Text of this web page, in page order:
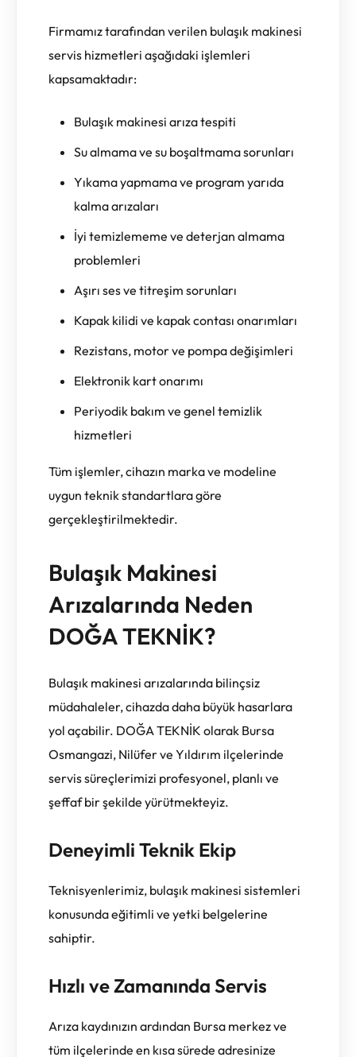
Firmamız tarafından verilen bulaşık makinesi
servis hizmetleri aşağıdaki işlemleri
kapsamaktadır:
Bulaşık makinesi arıza tespiti
Su almama ve su boşaltmama sorunları
Yıkama yapmama ve program yarıda
kalma arızaları
İyi temizlememe ve deterjan almama
problemleri
Aşırı ses ve titreşim sorunları
Kapak kilidi ve kapak contası onarımları
Rezistans, motor ve pompa değişimleri
Elektronik kart onarımı
Periyodik bakım ve genel temizlik
hizmetleri
Tüm işlemler, cihazın marka ve modeline
uygun teknik standartlara göre
gerçekleştirilmektedir.
Bulaşık Makinesi
Arızalarında Neden
DOĞA TEKNİK?
Bulaşık makinesi arızalarında bilinçsiz
müdahaleler, cihazda daha büyük hasarlara
yol açabilir. DOĞA TEKNİK olarak Bursa
Osmangazi, Nilüfer ve Yıldırım ilçelerinde
servis süreçlerimizi profesyonel, planlı ve
şeffaf bir şekilde yürütmekteyiz.
Deneyimli Teknik Ekip
Teknisyenlerimiz, bulaşık makinesi sistemleri
konusunda eğitimli ve yetki belgelerine
sahiptir.
Hızlı ve Zamanında Servis
Arıza kaydınızın ardından Bursa merkez ve
tüm ilçelerinde en kısa sürede adresinize